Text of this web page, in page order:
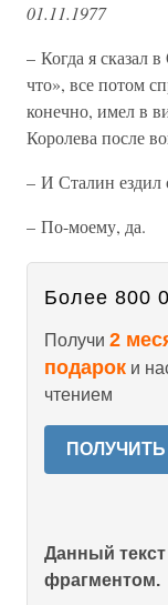
01.11.1977
– Когда я сказал
что», все потом
конечно, имел в
Королева после
– И Сталин ездил
– По-моему, да.
Более 800
Получи 2
подарок и
чтением
Данный
фрагментом.